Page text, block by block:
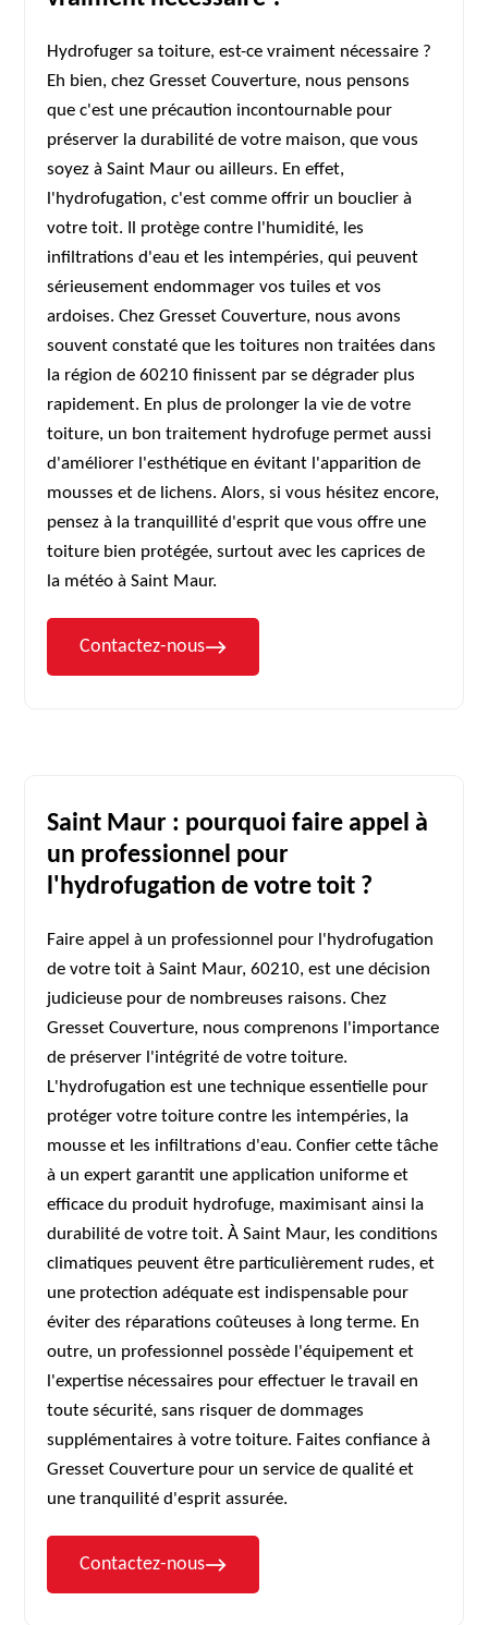
Hydrofuger sa toiture, est-ce vraiment nécessaire ?
Eh bien, chez Gresset Couverture, nous pensons
que c'est une précaution incontournable pour
préserver la durabilité de votre maison, que vous
soyez à Saint Maur ou ailleurs. En effet,
l'hydrofugation, c'est comme offrir un bouclier à
votre toit. Il protège contre l'humidité, les
infiltrations d'eau et les intempéries, qui peuvent
sérieusement endommager vos tuiles et vos
ardoises. Chez Gresset Couverture, nous avons
souvent constaté que les toitures non traitées dans
la région de 60210 finissent par se dégrader plus
rapidement. En plus de prolonger la vie de votre
toiture, un bon traitement hydrofuge permet aussi
d'améliorer l'esthétique en évitant l'apparition de
mousses et de lichens. Alors, si vous hésitez encore,
pensez à la tranquillité d'esprit que vous offre une
toiture bien protégée, surtout avec les caprices de
la météo à Saint Maur.
Contactez-nous
Saint Maur : pourquoi faire appel à
un professionnel pour
l'hydrofugation de votre toit ?
Faire appel à un professionnel pour l'hydrofugation
de votre toit à Saint Maur, 60210, est une décision
judicieuse pour de nombreuses raisons. Chez
Gresset Couverture, nous comprenons l'importance
de préserver l'intégrité de votre toiture.
L'hydrofugation est une technique essentielle pour
protéger votre toiture contre les intempéries, la
mousse et les infiltrations d'eau. Confier cette tâche
à un expert garantit une application uniforme et
efficace du produit hydrofuge, maximisant ainsi la
durabilité de votre toit. À Saint Maur, les conditions
climatiques peuvent être particulièrement rudes, et
une protection adéquate est indispensable pour
éviter des réparations coûteuses à long terme. En
outre, un professionnel possède l'équipement et
l'expertise nécessaires pour effectuer le travail en
toute sécurité, sans risquer de dommages
supplémentaires à votre toiture. Faites confiance à
Gresset Couverture pour un service de qualité et
une tranquilité d'esprit assurée.
Contactez-nous